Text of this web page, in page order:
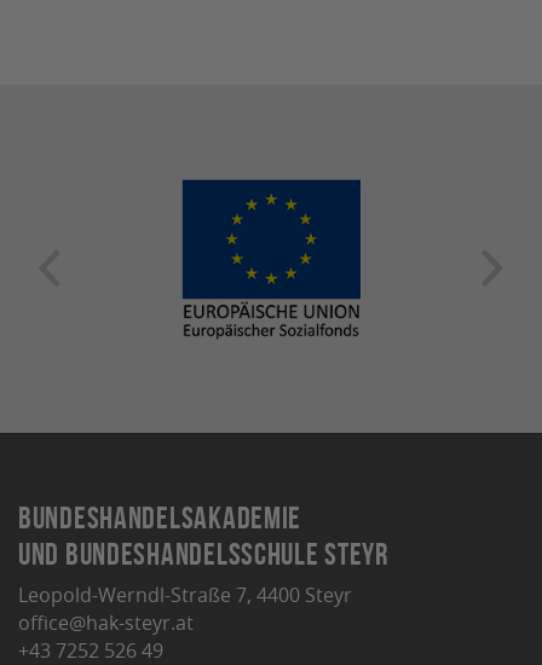
Bundeshandelsakademie
und Bundeshandelsschule Steyr
Leopold-Werndl-Straße 7, 4400 Steyr
office@hak-steyr.at
+43 7252 526 49